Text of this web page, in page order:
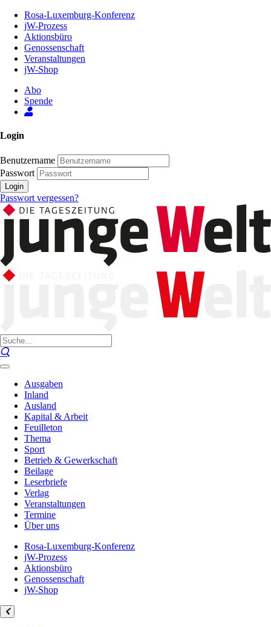
Inhalt
Seite
Rosa-Luxemburg-Konferenz
jW-Prozess
Aktionsbüro
Genossenschaft
Veranstaltungen
jW-Shop
Abo
Spende
Login
Benutzername
Passwort
Login
Passwort vergessen?
Ausgaben
Inland
Ausland
Kapital & Arbeit
Feuilleton
Thema
Sport
Betrieb & Gewerkschaft
Beilage
Leserbriefe
Verlag
Veranstaltungen
Termine
Über uns
Rosa-Luxemburg-Konferenz
jW-Prozess
Aktionsbüro
Genossenschaft
jW-Shop